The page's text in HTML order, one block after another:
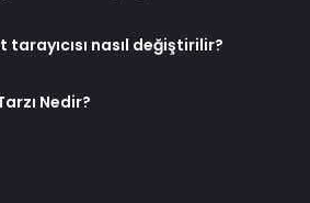
nasıl değiştirilir?
Nedir?